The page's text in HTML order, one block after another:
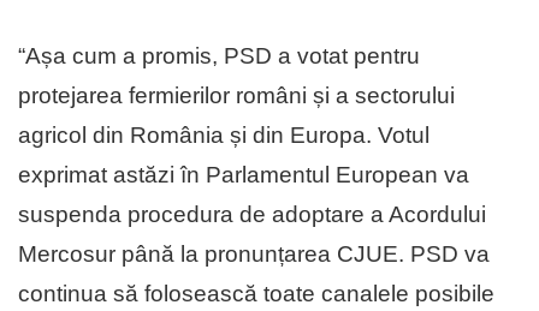
“Așa cum a promis, PSD a votat pentru
protejarea fermierilor români și a sectorului
agricol din România și din Europa. Votul
exprimat astăzi în Parlamentul European va
suspenda procedura de adoptare a Acordului
Mercosur până la pronunțarea CJUE. PSD va
continua să folosească toate canalele posibile